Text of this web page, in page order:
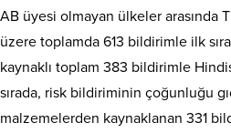
AB üyesi olmayan ülkeler arasında
üzere toplamda 613 bildirimle ilk
kaynaklı toplam 383 bildirimle
sırada, risk bildiriminin çoğunluğu
malzemelerden kaynaklanan 331